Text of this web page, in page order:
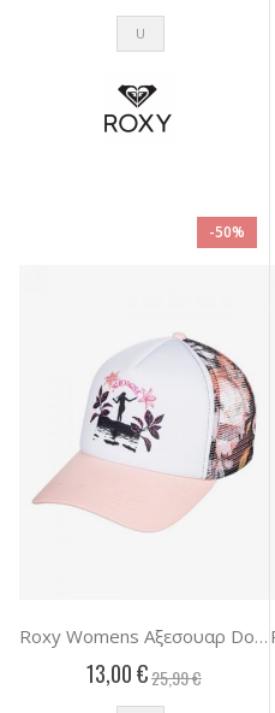
U
Roxy Womens Αξεσουαρ Donut Spain
13,00 €25,99 €
-50%